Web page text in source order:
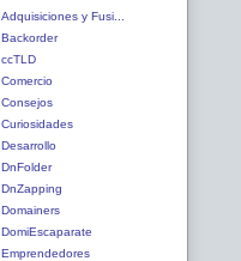
Adquisiciones y Fusi...
Backorder
ccTLD
Comercio
Consejos
Curiosidades
Desarrollo
DnFolder
DnZapping
Domainers
DomiEscaparate
Emprendedores